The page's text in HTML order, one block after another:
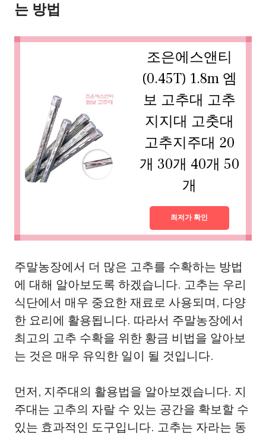
는 방법
조은에스앤티
(0.45T) 1.8m 엠
보 고추대 고추
지지대 고춧대
고추지주대 20
개 30개 40개 50
개
최저가 확인
주말농장에서 더 많은 고추를 수확하는 방법
에 대해 알아보도록 하겠습니다. 고추는 우리
식단에서 매우 중요한 재료로 사용되며, 다양
한 요리에 활용됩니다. 따라서 주말농장에서
최고의 고추 수확을 위한 황금 비법을 알아보
는 것은 매우 유익한 일이 될 것입니다.
먼저, 지주대의 활용법을 알아보겠습니다. 지
주대는 고추의 자랄 수 있는 공간을 확보할 수
있는 효과적인 도구입니다. 고추는 자라는 동